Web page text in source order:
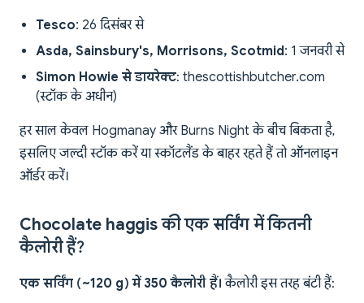
Tesco: 26 दिसंबर से
Asda, Sainsbury's, Morrisons, Scotmid: 1 जनवरी से
Simon Howie से डायरेक्ट: thescottishbutcher.com
(स्टॉक के अधीन)
हर साल केवल Hogmanay और Burns Night के बीच बिकता है,
इसलिए जल्दी स्टॉक करें या स्कॉटलैंड के बाहर रहते हैं तो ऑनलाइन
ऑर्डर करें।
Chocolate haggis की एक सर्विंग में कितनी
कैलोरी हैं?
एक सर्विंग (~120 g) में 350 कैलोरी हैं। कैलोरी इस तरह बंटी हैं: